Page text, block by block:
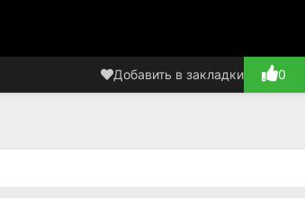
Добавить в закладки 0